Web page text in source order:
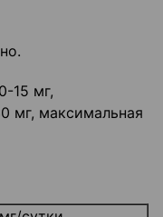
15 мг,
мг, максимальная